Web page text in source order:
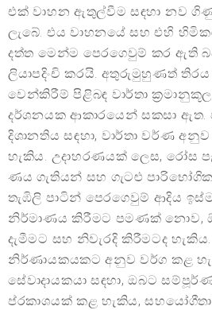
එක් වාහන ඇතුල්වීම සඳහා නව
ලැබේ. එය වාහනයේ සහ එහි
දත්ත මෙන්ම පෙරගෙවුම් කර ඇති
ලියාපදිංචි කරයි. අතුරුමුහුණත්
වෙන්කිරීම් පිළිබඳ වාර්තා
දර්ශනයක ආකාරයෙන් සකසා
දිශානතිය සඳහා, වාර්තා වර්ණ
හැකිය. උදාහරණයක් ලෙස, රෝස
ණය ගැතියන් සහ ගැටළු
තැඹිලි පාටින් පෙරගෙවුම් ආදිය
නිර්මාණය කිරීමට පමණක් නොව,
දැමීමට සහ නිවැරදි කිරීමටද
නිර්ණායකයකට අනුව වර්ග කළ
සේවාදායකයා සඳහා, ඔබට
ප්රකාශයක් කළ හැකිය,